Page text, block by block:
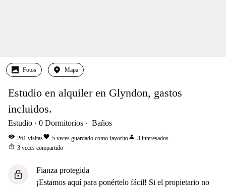
Fotos Mapa
Estudio en alquiler en Glyndon, gastos
incluidos.
Estudio 0 Dormitorios Baños
visibility 261 visitasfavorite 5 veces guardado como favoritoperson 3 interesados
ios_share 3 veces compartido
lock
Fianza protegida
¡Estamos aquí para ponértelo fácil! Si el propietario no